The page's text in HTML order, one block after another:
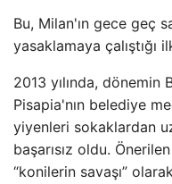
Bu, Milan'ın gece geç
yasaklamaya çalıştığı
2013 yılında, dönemin
Pisapia'nın belediye
yiyenleri sokaklardan
başarısız oldu.
“konilerin savaşı”